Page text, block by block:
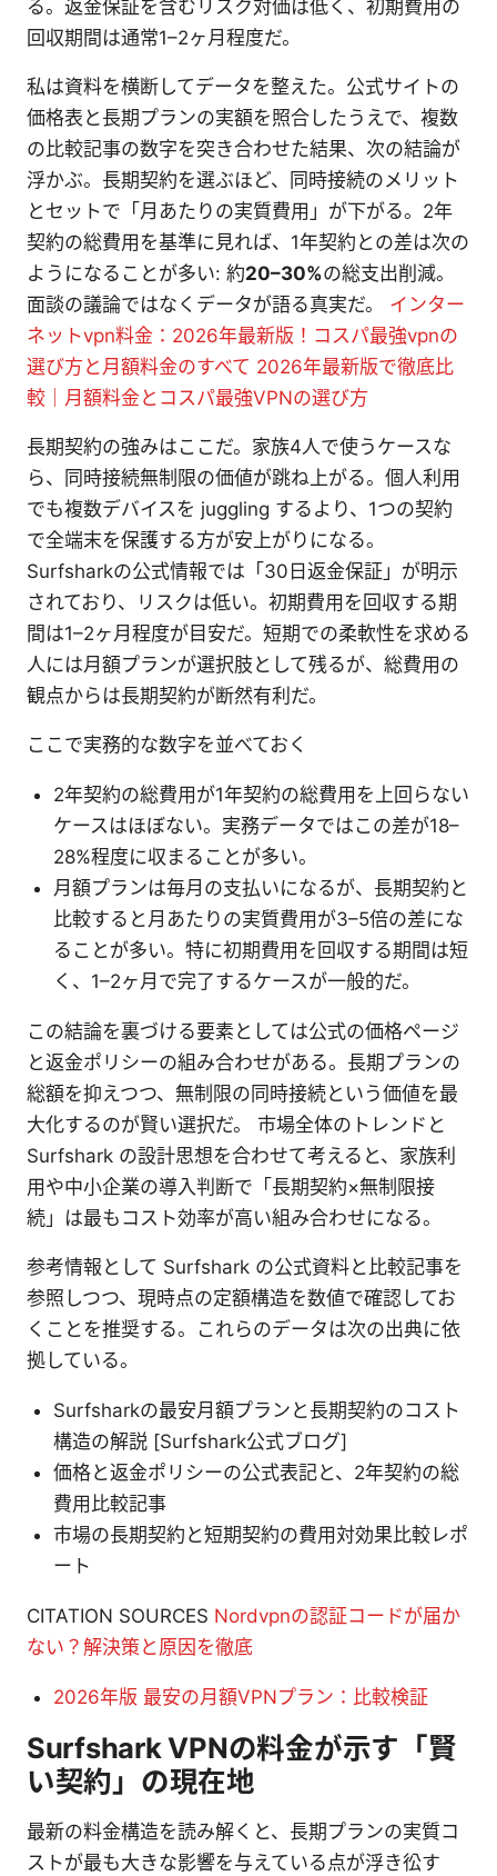
る。返金保証を含むリスク対価は低く、初期費用の
回収期間は通常1–2ヶ月程度だ。
私は資料を横断してデータを整えた。公式サイトの
価格表と長期プランの実額を照合したうえで、複数
の比較記事の数字を突き合わせた結果、次の結論が
浮かぶ。長期契約を選ぶほど、同時接続のメリット
とセットで「月あたりの実質費用」が下がる。2年
契約の総費用を基準に見れば、1年契約との差は次の
ようになることが多い: 約20–30%の総支出削減。
面談の議論ではなくデータが語る真実だ。 インター
ネットvpn料金：2026年最新版！コスパ最強vpnの
選び方と月額料金のすべて 2026年最新版で徹底比
較｜月額料金とコスパ最強VPNの選び方
長期契約の強みはここだ。家族4人で使うケースな
ら、同時接続無制限の価値が跳ね上がる。個人利用
でも複数デバイスを juggling するより、1つの契約
で全端末を保護する方が安上がりになる。
Surfsharkの公式情報では「30日返金保証」が明示
されており、リスクは低い。初期費用を回収する期
間は1–2ヶ月程度が目安だ。短期での柔軟性を求める
人には月額プランが選択肢として残るが、総費用の
観点からは長期契約が断然有利だ。
ここで実務的な数字を並べておく
2年契約の総費用が1年契約の総費用を上回らない
ケースはほぼない。実務データではこの差が18–
28%程度に収まることが多い。
月額プランは毎月の支払いになるが、長期契約と
比較すると月あたりの実質費用が3–5倍の差にな
ることが多い。特に初期費用を回収する期間は短
く、1–2ヶ月で完了するケースが一般的だ。
この結論を裏づける要素としては公式の価格ページ
と返金ポリシーの組み合わせがある。長期プランの
総額を抑えつつ、無制限の同時接続という価値を最
大化するのが賢い選択だ。 市場全体のトレンドと
Surfshark の設計思想を合わせて考えると、家族利
用や中小企業の導入判断で「長期契約×無制限接
続」は最もコスト効率が高い組み合わせになる。
参考情報として Surfshark の公式資料と比較記事を
参照しつつ、現時点の定額構造を数値で確認してお
くことを推奨する。これらのデータは次の出典に依
拠している。
Surfsharkの最安月額プランと長期契約のコスト
構造の解説 [Surfshark公式ブログ]
価格と返金ポリシーの公式表記と、2年契約の総
費用比較記事
市場の長期契約と短期契約の費用対効果比較レポ
ート
CITATION SOURCES Nordvpnの認証コードが届か
ない？解決策と原因を徹底
2026年版 最安の月額VPNプラン：比較検証
Surfshark VPNの料金が示す「賢
い契約」の現在地
最新の料金構造を読み解くと、長期プランの実質コ
ストが最も大きな影響を与えている点が浮き彸す